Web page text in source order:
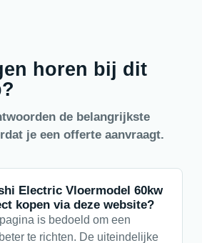
horen bij dit
de belangrijkste
je een offerte aanvraagt.
Electric Vloermodel 60kw
kopen via deze website?
is bedoeld om een
te richten. De uiteindelijke